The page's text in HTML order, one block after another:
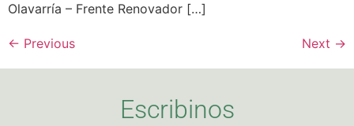
Olavarría – Frente Renovador […]
← Previous Next →
Escribinos